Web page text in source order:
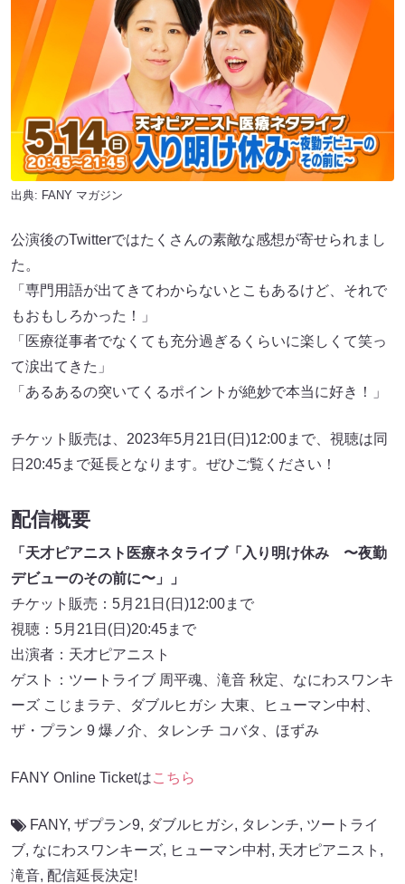
出典: FANY マガジン
公演後のTwitterではたくさんの素敵な感想が寄せられまし
た。
「専門用語が出てきてわからないとこもあるけど、それで
もおもしろかった！」
「医療従事者でなくても充分過ぎるくらいに楽しくて笑っ
て涙出てきた」
「あるあるの突いてくるポイントが絶妙で本当に好き！」
チケット販売は、2023年5月21日(日)12:00まで、視聴は同
日20:45まで延長となります。ぜひご覧ください！
配信概要
「天才ピアニスト医療ネタライブ「入り明け休み 〜夜勤
デビューのその前に〜」」
チケット販売：5月21日(日)12:00まで
視聴：5月21日(日)20:45まで
出演者：天才ピアニスト
ゲスト：ツートライブ 周平魂、滝音 秋定、なにわスワンキ
ーズ こじまラテ、ダブルヒガシ 大東、ヒューマン中村、
ザ・プラン 9 爆ノ介、タレンチ コバタ、ほずみ
FANY Online Ticketはこちら
FANY, ザプラン9, ダブルヒガシ, タレンチ, ツートライ
ブ, なにわスワンキーズ, ヒューマン中村, 天才ピアニスト ,
滝音, 配信延長決定!